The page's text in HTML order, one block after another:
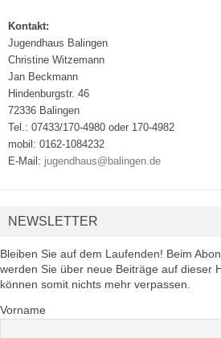
Kontakt:
Jugendhaus Balingen
Christine Witzemann
Jan Beckmann
Hindenburgstr. 46
72336 Balingen
Tel.: 07433/170-4980 oder 170-4982
mobil: 0162-1084232
E-Mail: jugendhaus@balingen.de
NEWSLETTER
Bleiben Sie auf dem Laufenden! Beim
werden Sie über neue Beiträge auf dieser
können somit nichts mehr verpassen.
Vorname